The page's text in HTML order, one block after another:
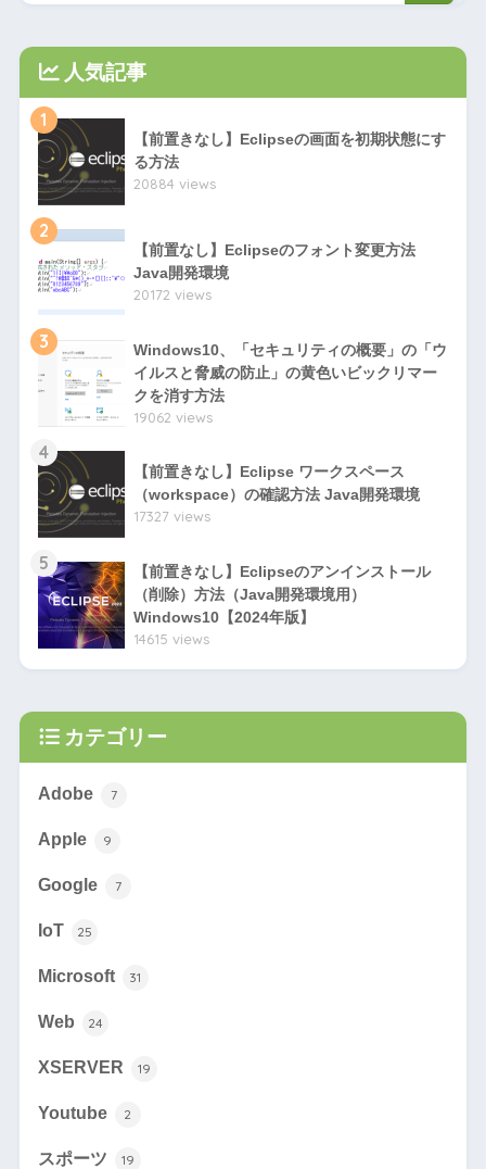
人気記事
1
【前置きなし】Eclipseの画面を初期状態にす
る方法
20884 views
2
【前置なし】Eclipseのフォント変更方法
Java開発環境
20172 views
3
Windows10、「セキュリティの概要」の「ウ
イルスと脅威の防止」の黄色いビックリマー
クを消す方法
19062 views
4
【前置きなし】Eclipse ワークスペース
（workspace）の確認方法 Java開発環境
17327 views
5
【前置きなし】Eclipseのアンインストール
（削除）方法（Java開発環境用）
Windows10【2024年版】
14615 views
カテゴリー
Adobe 7
Apple 9
Google 7
IoT 25
Microsoft 31
Web 24
XSERVER 19
Youtube 2
スポーツ 19